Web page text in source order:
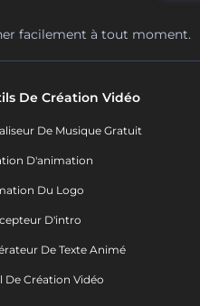
facilement à tout moment.
De Création Vidéo
De Musique Gratuit
D'animation
Du Logo
D'intro
De Texte Animé
De Création Vidéo